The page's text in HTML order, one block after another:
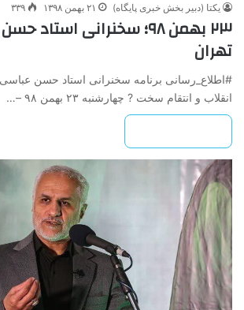
یکتا (دبیر بخش خبری پایگاه) ۲۱ بهمن ۱۳۹۸ ۳۳۹
۲۳ بهمن ۹۸؛ سخنرانی
تهران
#اطلاع_رسانی برنامه سخنرانی استاد حسن
انقلاب و انتقام سخت ? چهارشنبه ۲۳ بهمن ۹۸ –…